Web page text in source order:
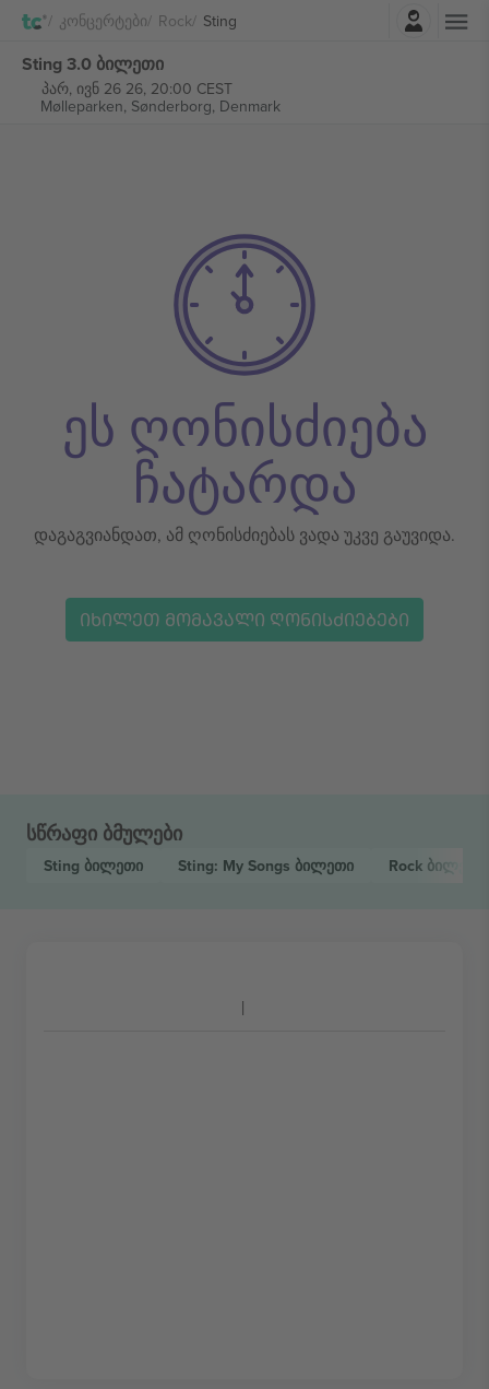
Კონცერტები Rock Sting
Sting 3.0 ბილეთი
პარ, ივნ 26 26, 20:00 CEST
Mølleparken, Sønderborg, Denmark
ეს ღონისძიება
ჩატარდა
დაგაგვიანდათ, ამ ღონისძიებას ვადა უკვე გაუვიდა.
ᲘᲮᲘᲚᲔᲗ ᲛᲝᲛᲐᲕᲐᲚᲘ ᲦᲝᲜᲘᲡᲫᲘᲔᲑᲔᲑᲘ
სწრაფი ბმულები
Sting ბილეთი Sting: My Songs ბილეთი Rock ბილეთი